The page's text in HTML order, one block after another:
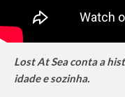
Lost At Sea conta a
idade e sozinha.